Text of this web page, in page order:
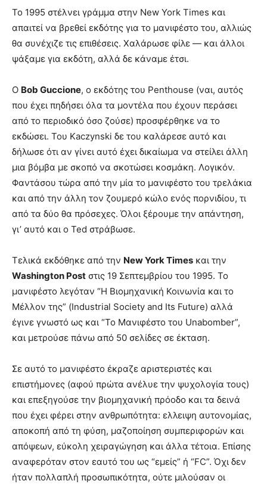
Το 1995 στέλνει γράμμα στην New York Times και
απαιτεί να βρεθεί εκδότης για το μανιφέστο του, αλλιώς
θα συνέχιζε τις επιθέσεις. Χαλάρωσε φίλε — και άλλοι
ψάξαμε για εκδότη, αλλά δε κάναμε έτσι.
Ο Bob Guccione, ο εκδότης του Penthouse (ναι, αυτός
που έχει πηδήσει όλα τα μοντέλα που έχουν περάσει
από το περιοδικό όσο ζούσε) προσφέρθηκε να το
εκδώσει. Του Kaczynski δε του καλάρεσε αυτό και
δήλωσε ότι αν γίνει αυτό έχει δικαίωμα να στείλει άλλη
μια βόμβα με σκοπό να σκοτώσει κοσμάκη. Λογικόν.
Φαντάσου τώρα από την μία το μανιφέστο του τρελάκια
και από την άλλη τον ζουμερό κώλο ενός πορνιδίου, τι
από τα δύο θα πρόσεχες. Όλοι ξέρουμε την απάντηση,
γι’ αυτό και ο Ted στράβωσε.
Τελικά εκδόθηκε από την New York Times και την
Washington Post στις 19 Σεπτεμβρίου του 1995. Το
μανιφέστο λεγόταν “Η Βιομηχανική Κοινωνία και το
Μέλλον της” (Industrial Society and Its Future) αλλά
έγινε γνωστό ως και “Το Μανιφέστο του Unabomber”,
και μετρούσε πάνω από 50 σελίδες σε έκταση.
Σε αυτό το μανιφέστο έκραζε αριστεριστές και
επιστήμονες (αφού πρώτα ανέλυε την ψυχολογία τους)
και επεξηγούσε την βιομηχανική πρόοδο και τα δεινά
που έχει φέρει στην ανθρωπότητα: ελλειψη αυτονομίας,
αποκοπή από τη φύση, μαζοποίηση συμπεριφορών και
απόψεων, εύκολη χειραγώγηση και άλλα τέτοια. Επίσης
αναφερόταν στον εαυτό του ως “εμείς” ή “FC”. Όχι δεν
ήταν πολλαπλή προσωπικότητα, ούτε μιλούσαν οι